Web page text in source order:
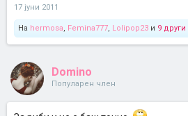
17 јуни 2011
На hermosa, Femina777, Lolipop23 и 9 други
Domino
Популарен член